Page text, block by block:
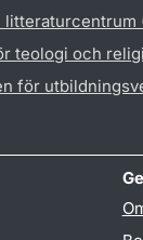
litteraturcentrum
teologi och
för